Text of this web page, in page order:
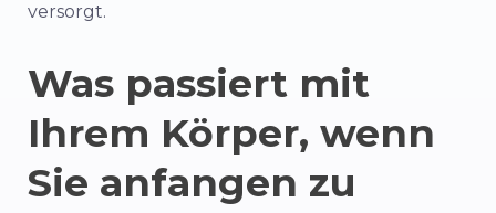
versorgt.
Was passiert mit
Ihrem Körper, wenn
Sie anfangen zu